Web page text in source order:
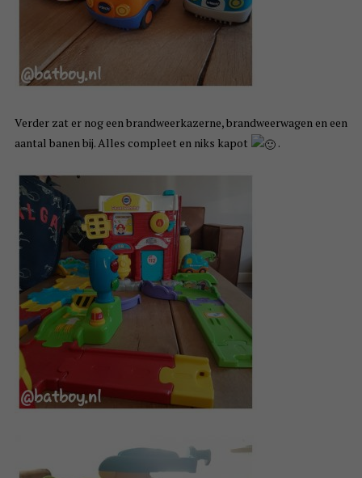
Verder zat er nog een brandweerkazerne, brandweerwagen en een
aantal banen bij. Alles compleet en niks kapot
.